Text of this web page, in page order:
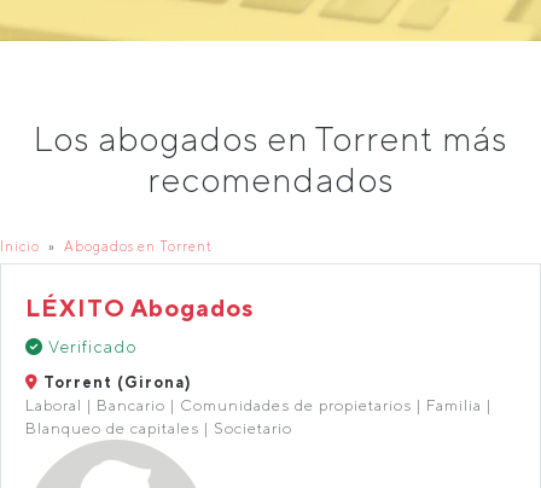
Los abogados en Torrent más
recomendados
Inicio Abogados en Torrent
LÉXITO Abogados
Verificado
Torrent (Girona)
Laboral | Bancario | Comunidades de propietarios | Familia |
Blanqueo de capitales | Societario